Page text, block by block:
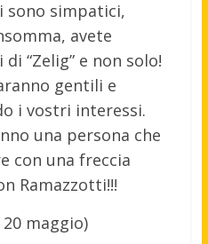
sono simpatici,
avete
“Zelig” e non solo!
gentili e
i vostri interessi.
una persona che
con una freccia
Ramazzotti!!!
maggio)